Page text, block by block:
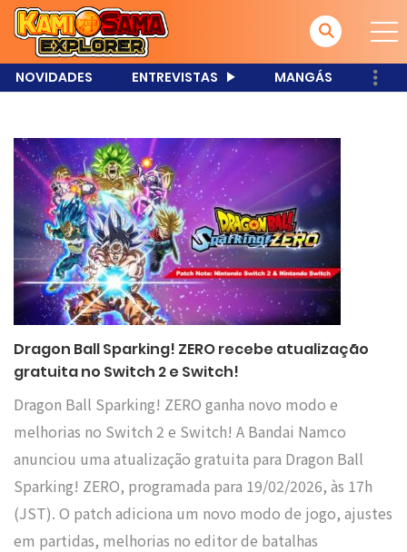
NOVIDADES ENTREVISTAS MANGÁS
Dragon Ball Sparking! ZERO recebe atualização
gratuita no Switch 2 e Switch!
Dragon Ball Sparking! ZERO ganha novo modo e
melhorias no Switch 2 e Switch! A Bandai Namco
anunciou uma atualização gratuita para Dragon Ball
Sparking! ZERO, programada para 19/02/2026, às 17h
(JST). O patch adiciona um novo modo de jogo, ajustes
em partidas, melhorias no editor de batalhas